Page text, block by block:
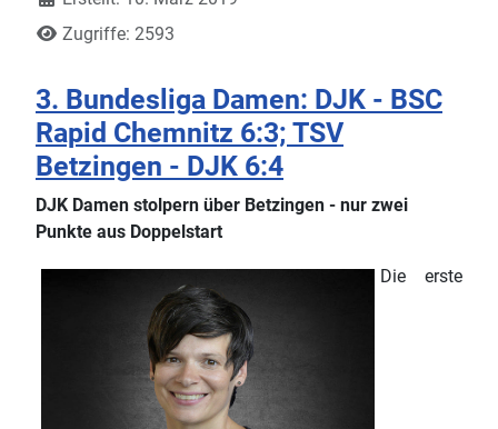
Zugriffe: 2593
3. Bundesliga Damen: DJK - BSC
Rapid Chemnitz 6:3; TSV
Betzingen - DJK 6:4
DJK Damen stolpern über Betzingen - nur zwei
Punkte aus Doppelstart
Die erste